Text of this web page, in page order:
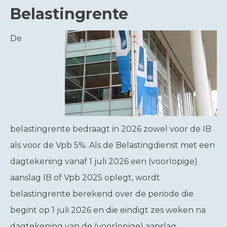
Belastingrente
De
belastingrente bedraagt in 2026 zowel voor de IB
als voor de Vpb 5%. Als de Belastingdienst met een
dagtekening vanaf 1 juli 2026 een (voorlopige)
aanslag IB of Vpb 2025 oplegt, wordt
belastingrente berekend over de periode die
begint op 1 juli 2026 en die eindigt zes weken na